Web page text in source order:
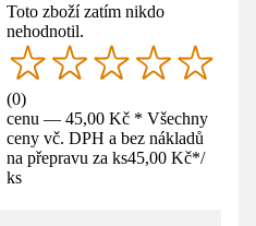
Toto zboží zatím nikdo
nehodnotil.
(0)
cenu — 45,00 Kč * Všechny
ceny vč. DPH a bez nákladů
na přepravu za ks45,00 Kč*/
ks